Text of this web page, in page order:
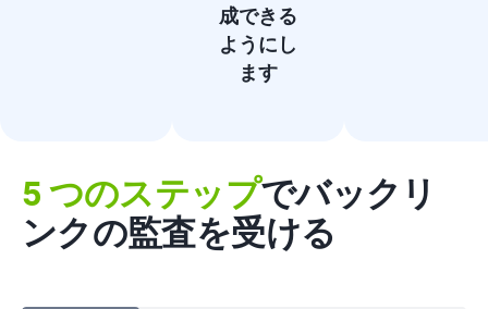
成できる
ようにし
ます
5 つのステップでバックリ
ンクの監査を受ける